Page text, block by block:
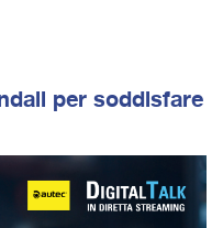
per soddisfare